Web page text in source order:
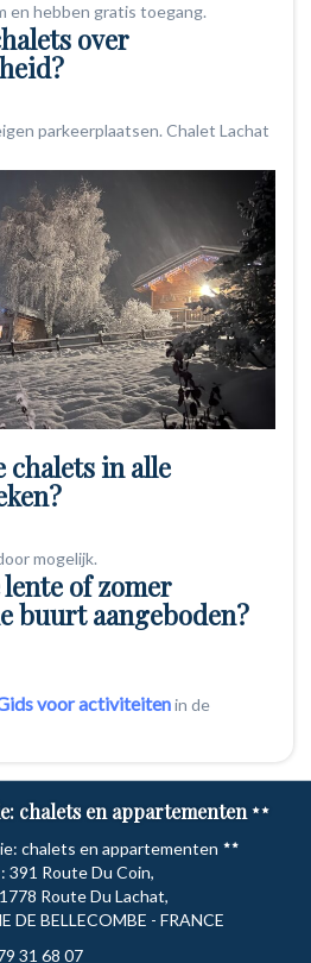
en hebben gratis toegang.
over
parkeerplaatsen. Chalet Lachat
chalets in alle
mogelijk.
of zomer
buurt aangeboden?
voor activiteitenin de
chalets en appartementen
chalets en appartementen
391 Route Du Coin,
Route Du Lachat,
DE BELLECOMBE - FRANCE
31 68 07